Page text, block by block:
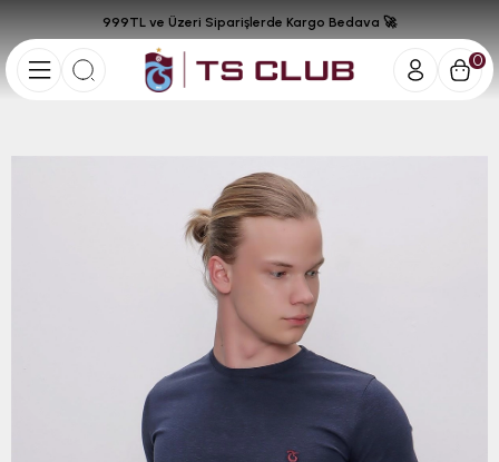
0
999TL ve Üzeri Siparişlerde Kargo Bedava 🚀